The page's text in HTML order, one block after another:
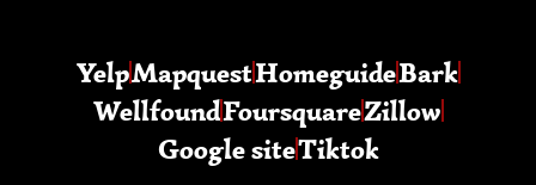
YelpMapquestHomeguideBark
WellfoundFoursquareZillow
Google siteTiktok